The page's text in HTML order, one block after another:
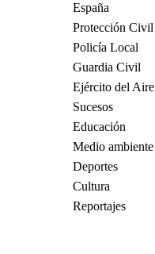
España
Protección Civil
Policía Local
Guardia Civil
Ejército del Aire
Sucesos
Educación
Medio ambiente
Deportes
Cultura
Reportajes